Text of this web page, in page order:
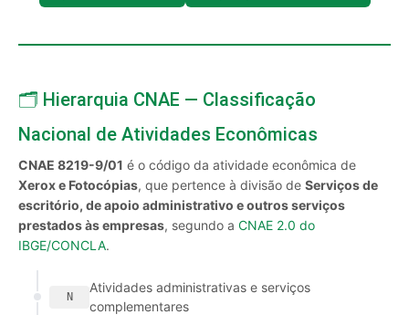
🗂️ Hierarquia CNAE — Classificação
Nacional de Atividades Econômicas
CNAE 8219-9/01 é o código da atividade econômica de
Xerox e Fotocópias, que pertence à divisão de Serviços de
escritório, de apoio administrativo e outros serviços
prestados às empresas, segundo a CNAE 2.0 do
IBGE/CONCLA.
N
Atividades administrativas e serviços
complementares